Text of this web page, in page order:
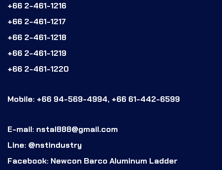
+66 2-461-1216
+66 2-461-1217
+66 2-461-1218
+66 2-461-1219
+66 2-461-1220
Mobile: +66 94-569-4994, +66 61-442-6599
E-mail: nstal888@gmail.com
Line: @nstindustry
Facebook: Newcon Barco Aluminum Ladder